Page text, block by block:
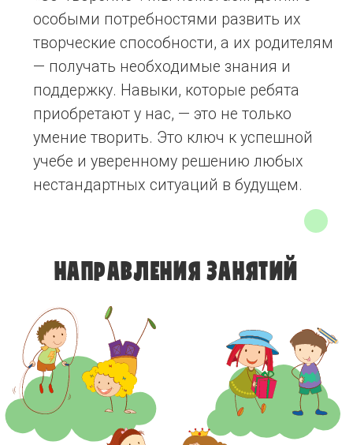
Мастерская
самопознания
Музыкально-
ритмическая
мастерская
театр, игры и
упражнения
дети развивают
эмоциональный
интеллект,
навыки
дети с помощью
своими эмоциями,
снимать
с различными
материалами
развивают
мелкую моторику,
пространственное
мышление и
Рукодельная
мастерская
РЕЗУЛЬТАТЫ ПРОЕКТА: